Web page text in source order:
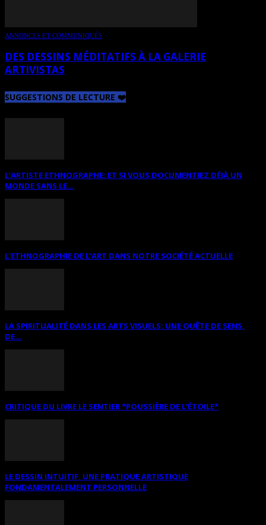
ANNONCES ET COMMUNIQUÉS
DES DESSINS MÉDITATIFS À LA GALERIE
ARTIVISTAS
SUGGESTIONS DE LECTURE ❤️
L’ARTISTE ETHNOGRAPHE: ET SI VOUS DOCUMENTIEZ DÉJÀ UN
MONDE SANS LE...
L’ETHNOGRAPHIE DE L’ART DANS NOTRE SOCIÉTÉ ACTUELLE
LA SPIRITUALITÉ DANS LES ARTS VISUELS: UNE QUÊTE DE SENS,
DE...
CRITIQUE DU LIVRE LE SENTIER *POUSSIÈRE DE L’ÉTOILE*
LE DESSIN INTUITIF. UNE PRATIQUE ARTISTIQUE
FONDAMENTALEMENT PERSONNELLE